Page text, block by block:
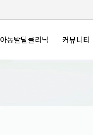
아동발달클리닉 커뮤니티